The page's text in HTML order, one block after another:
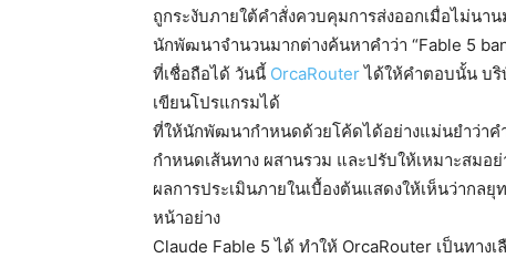
ถูกระงับภายใต้คำสั่งควบคุมการส่งออกเมื่อไม่นา
นักพัฒนาจำนวนมากต่างค้นหาคำว่า “Fable 5
ที่เชื่อถือได้ วันนี้ OrcaRouterได้ให้คำตอบนั้น บริ
เขียนโปรแกรมได้
ที่ให้นักพัฒนากำหนดด้วยโค้ดได้อย่างแม่นยำว่าค
กำหนดเส้นทาง ผสานรวม และปรับให้เหมาะสมอย่
ผลการประเมินภายในเบื้องต้นแสดงให้เห็นว่ากล
หน้าอย่าง
Claude Fable 5 ได้ ทำให้ OrcaRouter เป็นทาง